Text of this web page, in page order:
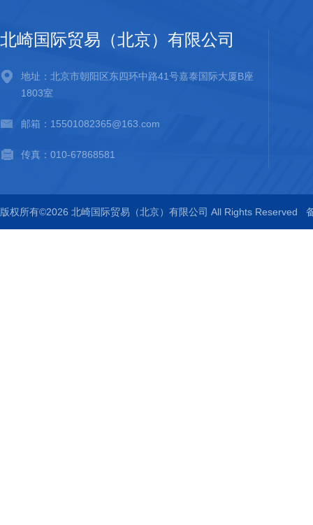
北崎国际贸易（北京）有限公司
地址：北京市朝阳区东四环中路41号嘉泰国际大厦B座
1803室
邮箱：15501082365@163.com
传真：010-67868581
版权所有©2026 北崎国际贸易（北京）有限公司 All Rights Reserved